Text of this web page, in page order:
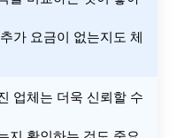
가 요금이 없는지도 체
업체는 더욱 신뢰할 수